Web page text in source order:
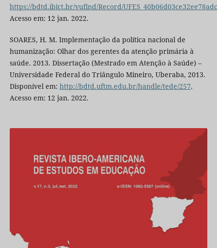
https://bdtd.ibict.br/vufind/Record/
Acesso em: 12 jan. 2022.
SOARES, H. M. Implementação da política nacional de
humanização: Olhar dos gerentes da atenção primária à
saúde. 2013. Dissertação (Mestrado em Atenção à Saúde) –
Universidade Federal do Triângulo Mineiro, Uberaba, 2013.
Disponível em: http://bdtd.uftm.edu.br/handle/tede/257.
Acesso em: 12 jan. 2022.